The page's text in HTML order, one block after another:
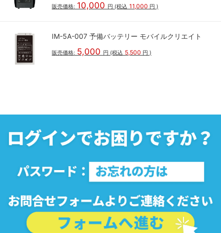
販売価格: 10,000 円 (税込 11,000 円 )
IM-5A-007 予備バッテリー モバイルクリエイト
販売価格: 5,000 円 (税込 5,500 円 )